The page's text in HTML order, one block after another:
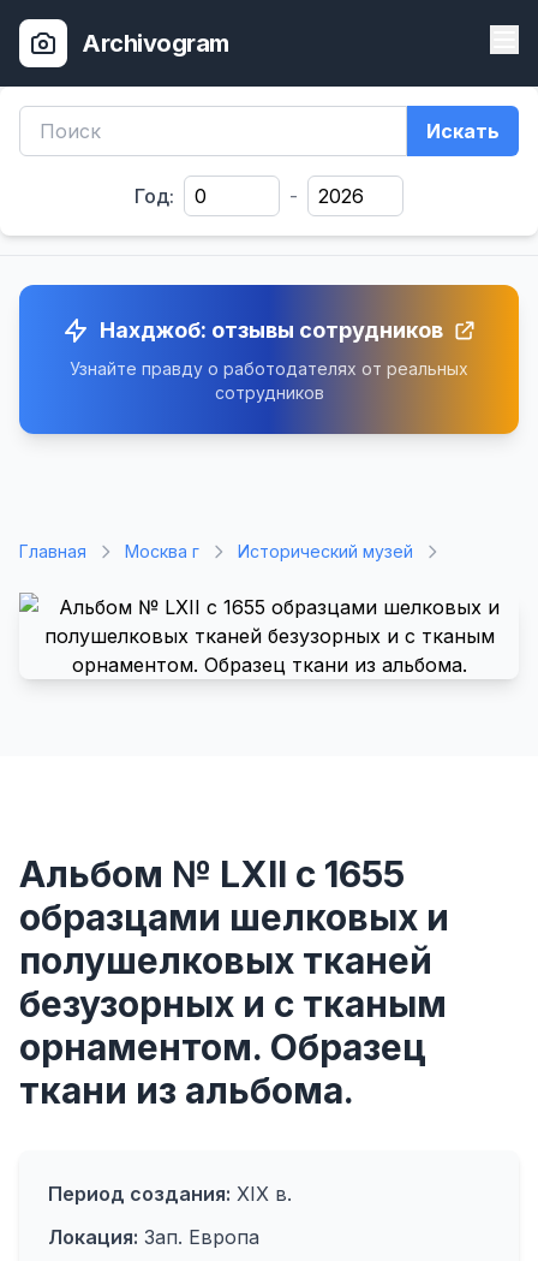
Archivogram
Искать
Год: -
Нахджоб: отзывы сотрудников
Узнайте правду о работодателях от реальных
сотрудников
Главная Москва г Исторический музей
Альбом № LXII с 1655
образцами шелковых и
полушелковых тканей
безузорных и с тканым
орнаментом. Образец
ткани из альбома.
Период создания: XIX в.
Локация: Зап. Европа